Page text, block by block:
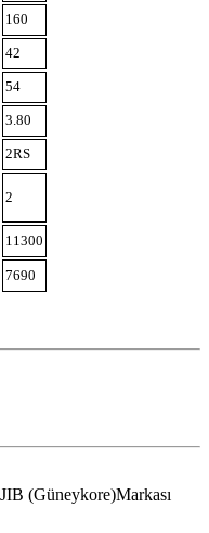
160
42
54
3.80
2RS
2
11300
7690
(Güneykore)Markası